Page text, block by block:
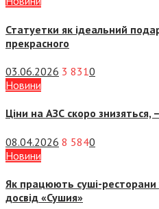
Статуетки як ідеальний
прекрасного
03.06.2026 3 8310
Новини
Ціни на АЗС скоро знизяться, –
08.04.2026 8 5840
Новини
Як працюють суші-ресторани
досвід «Сушия»